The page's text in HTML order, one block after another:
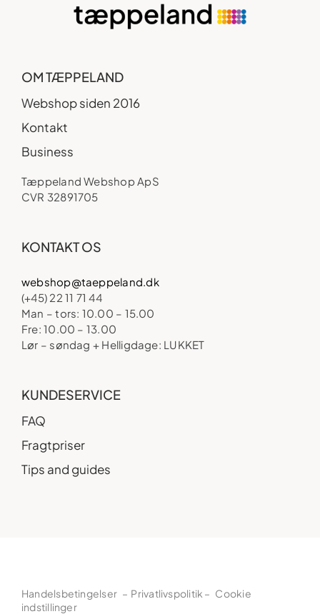
OM TÆPPELAND
Webshop siden 2016
Kontakt
Business
Tæppeland Webshop ApS
CVR 32891705
KONTAKT OS
webshop@taeppeland.dk
(+45) 22 11 71 44
Man – tors: 10.00 – 15.00
Fre: 10.00 – 13.00
Lør – søndag + Helligdage: LUKKET
KUNDESERVICE
FAQ
Fragtpriser
Tips and guides
Handelsbetingelser – Privatlivspolitik – Cookie
indstillinger